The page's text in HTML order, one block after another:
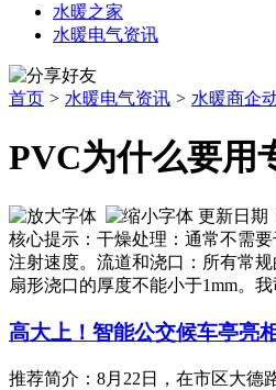
水暖之家
水暖电气资讯
首页 > 水暖电气资讯 > 水暖商企
PVC为什么要用
更新日期
核心提示：干燥处理：通常不需
注射速度。流道和浇口：所有常
扇形浇口的厚度不能小于1mm。
高大上！智能公交候车亭亮
推荐简介：8月22日，在市区大德